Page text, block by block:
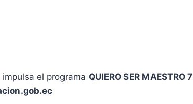
el programa QUIERO SER MAESTRO 7